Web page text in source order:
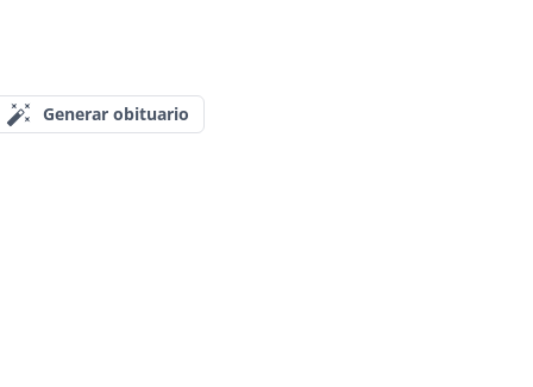
Generar obituario